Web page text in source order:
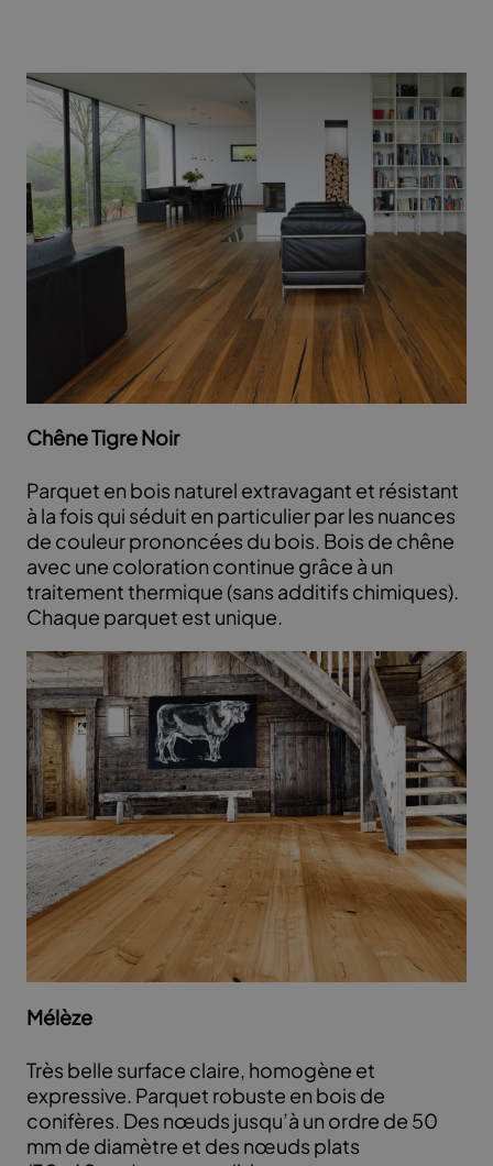
Chêne Tigre Noir
Parquet en bois naturel extravagant et résistant
à la fois qui séduit en particulier par les nuances
de couleur prononcées du bois. Bois de chêne
avec une coloration continue grâce à un
traitement thermique (sans additifs chimiques).
Chaque parquet est unique.
Mélèze
Très belle surface claire, homogène et
expressive. Parquet robuste en bois de
conifères. Des nœuds jusqu’à un ordre de 50
mm de diamètre et des nœuds plats